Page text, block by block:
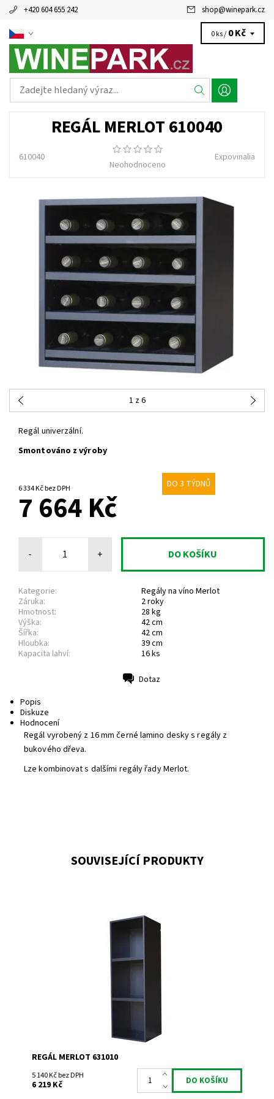
+420 604 655 242 shop@winepark.cz
0 ks / 0 Kč
REGÁL MERLOT 610040
610040
Neohodnoceno
Expovinalia
1 z 6
Regál univerzální.
Smontováno z výroby
6 334 Kč bez DPH DO 3 TÝDNŮ
7 664 Kč
- +
Kategorie:
Regály na víno Merlot
Záruka:
2 roky
Hmotnost:
28 kg
Výška:
42 cm
Šířka:
42 cm
Hloubka:
39 cm
Kapacita lahví:
16 ks
Dotaz
Popis
Diskuze
Hodnocení
Regál vyrobený z 16 mm černé lamino desky s regály z
bukového dřeva.
Lze kombinovat s dalšími regály řady Merlot.
SOUVISEJÍCÍ PRODUKTY
Regál univerzální. Smontováno z výroby
Do 3 týdnů
631010
Expovinalia
2 roky
REGÁL MERLOT 631010
5 140 Kč bez DPH
6 219 Kč